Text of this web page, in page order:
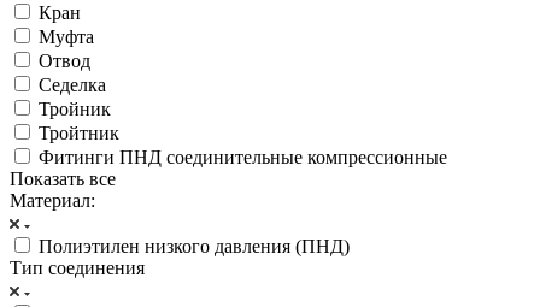
Кран
Муфта
Отвод
Седелка
Тройник
Тройтник
Фитинги ПНД соединительные компрессионные
Показать все
Материал:
Полиэтилен низкого давления (ПНД)
Тип соединения